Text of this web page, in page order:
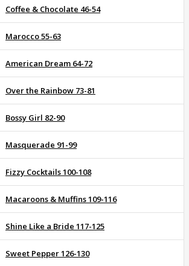
Coffee & Chocolate 46-54
Marocco 55-63
American Dream 64-72
Over the Rainbow 73-81
Bossy Girl 82-90
Masquerade 91-99
Fizzy Cocktails 100-108
Macaroons & Muffins 109-116
Shine Like a Bride 117-125
Sweet Pepper 126-130